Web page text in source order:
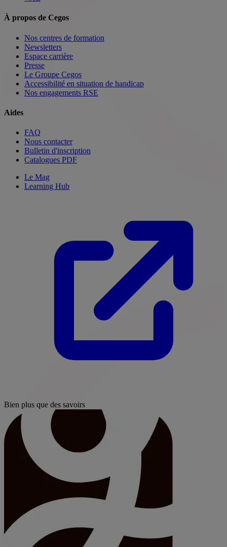
À propos de Cegos
Nos centres de formation
Newsletters
Espace carrière
Presse
Le Groupe Cegos
Accessibilité en situation de handicap
Nos engagements RSE
Aides
FAQ
Nous contacter
Bulletin d'inscription
Catalogues PDF
Le Mag
Learning Hub
Bien plus que des savoirs